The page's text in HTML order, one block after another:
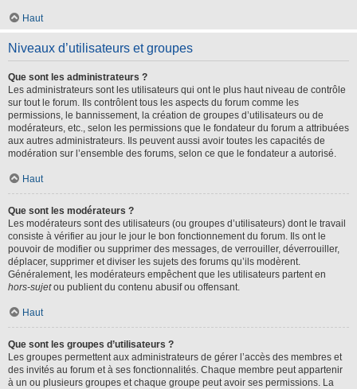
Haut
Niveaux d’utilisateurs et groupes
Que sont les administrateurs ?
Les administrateurs sont les utilisateurs qui ont le plus haut niveau de contrôle
sur tout le forum. Ils contrôlent tous les aspects du forum comme les
permissions, le bannissement, la création de groupes d’utilisateurs ou de
modérateurs, etc., selon les permissions que le fondateur du forum a attribuées
aux autres administrateurs. Ils peuvent aussi avoir toutes les capacités de
modération sur l’ensemble des forums, selon ce que le fondateur a autorisé.
Haut
Que sont les modérateurs ?
Les modérateurs sont des utilisateurs (ou groupes d’utilisateurs) dont le travail
consiste à vérifier au jour le jour le bon fonctionnement du forum. Ils ont le
pouvoir de modifier ou supprimer des messages, de verrouiller, déverrouiller,
déplacer, supprimer et diviser les sujets des forums qu’ils modèrent.
Généralement, les modérateurs empêchent que les utilisateurs partent en
hors-sujetou publient du contenu abusif ou offensant.
Haut
Que sont les groupes d’utilisateurs ?
Les groupes permettent aux administrateurs de gérer l’accès des membres et
des invités au forum et à ses fonctionnalités. Chaque membre peut appartenir
à un ou plusieurs groupes et chaque groupe peut avoir ses permissions. La